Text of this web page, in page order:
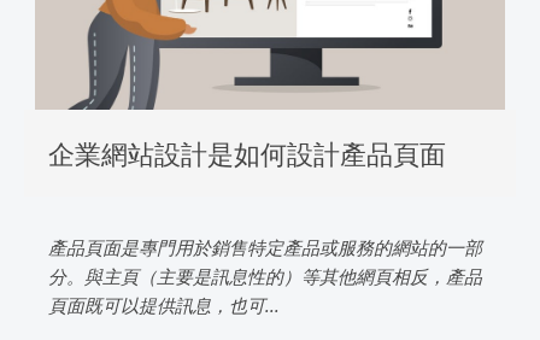
企業網站設計是如何設計產品頁面
產品頁面是專門用於銷售特定產品或服務的網站的一部
分。與主頁（主要是訊息性的）等其他網頁相反，產品
頁面既可以提供訊息，也可...